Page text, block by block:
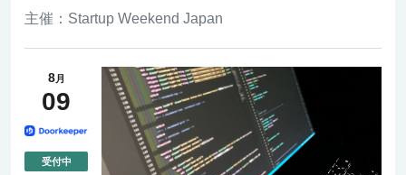
主催： Startup Weekend Japan
8月
09